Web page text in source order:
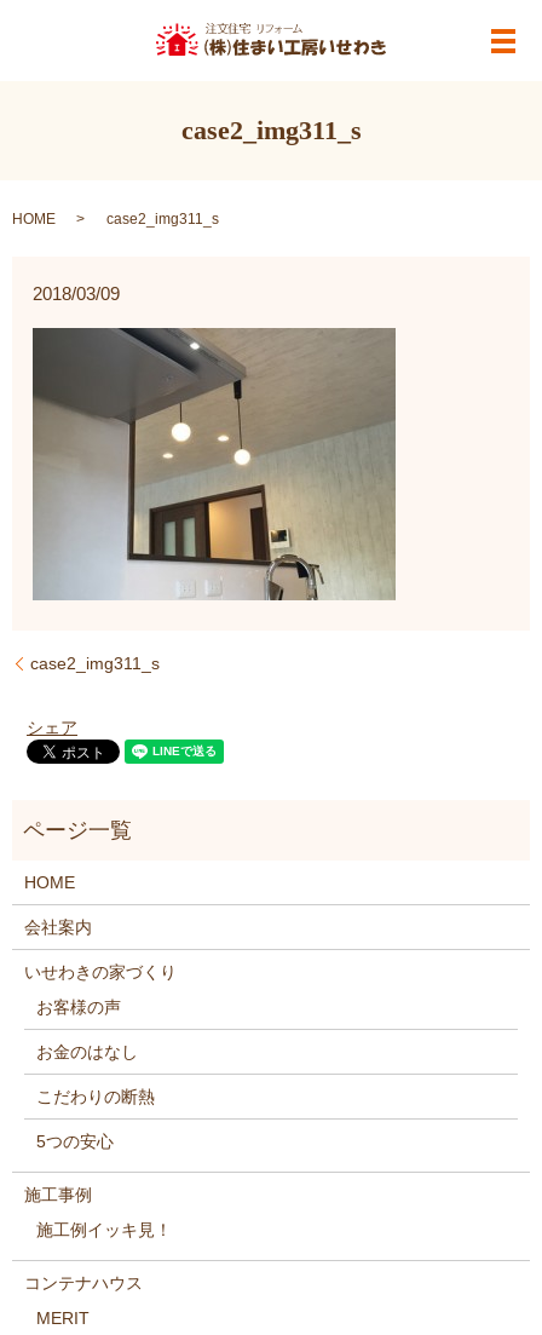
メ
case2_img311_s
HOME case2_img311_s
2018/03/09
case2_img311_s
シェア
HOME
会社案内
いせわきの家づくり
お客様の声
お金のはなし
こだわりの断熱
5つの安心
施工事例
施工例イッキ見！
コンテナハウス
MERIT